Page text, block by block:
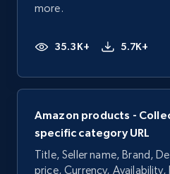
more.
35.3K+ 5.7K+
Amazon products -
specific category URL
Title, Seller name, Brand,
price, Currency, Availability,